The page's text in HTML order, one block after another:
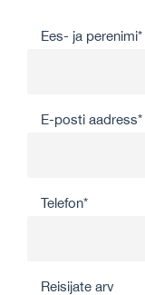
Ees- ja perenimi*
E-posti aadress*
Telefon*
Reisijate arv